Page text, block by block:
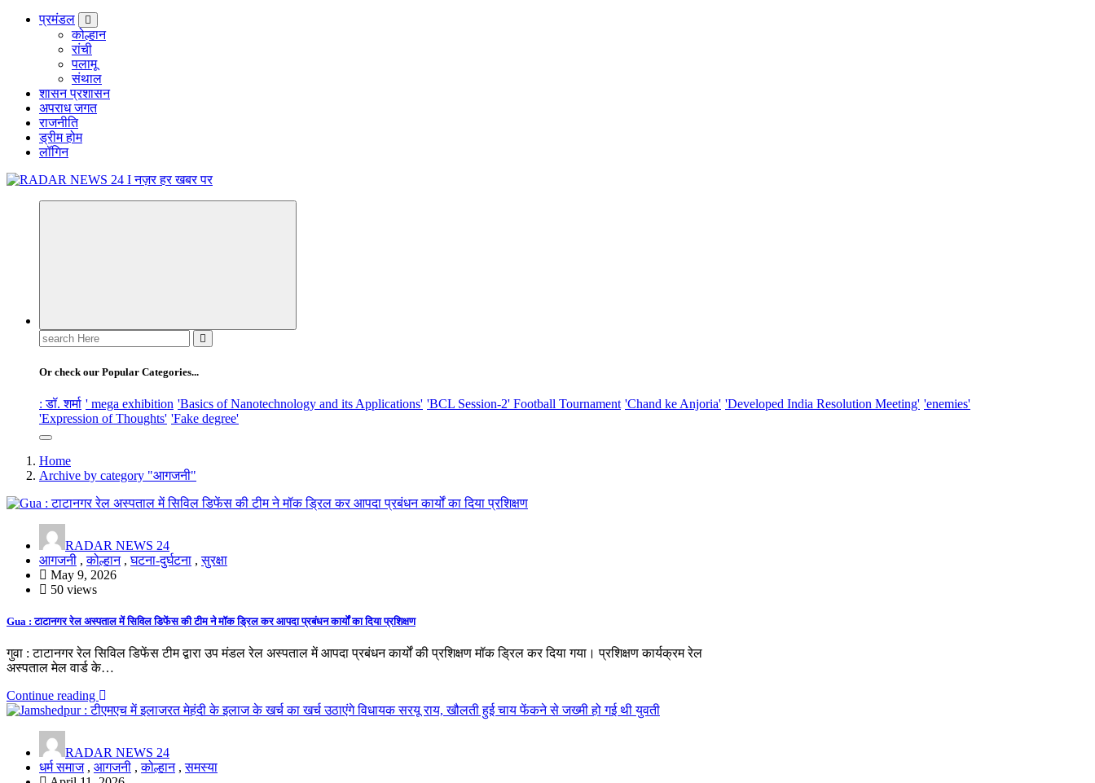
प्रमंडल
कोल्हान
रांची
पलामू
संथाल
शासन प्रशासन
अपराध जगत
राजनीति
ड्रीम होम
लॉगिन
Search
for:
Or check our Popular Categories...
: डॉ. शर्मा ' mega exhibition 'Basics of Nanotechnology and its Applications' 'BCL Session-2' Football Tournament 'Chand ke Anjoria' 'Developed India Resolution Meeting' 'enemies'
'Expression of Thoughts' 'Fake degree'
Home
Archive by category "आगजनी"
RADAR NEWS 24
आगजनी ,कोल्हान,घटना-दुर्घटना ,सुरक्षा
May 9, 2026
50 views
Gua : टाटानगर रेल अस्पताल में सिविल डिफेंस की टीम ने मॉक ड्रिल कर आपदा प्रबंधन कार्यों का दिया प्रशिक्षण
गुवा : टाटानगर रेल सिविल डिफेंस टीम द्वारा उप मंडल रेल अस्पताल में आपदा प्रबंधन कार्यों की प्रशिक्षण मॉक ड्रिल कर दिया गया। प्रशिक्षण कार्यक्रम रेल
अस्पताल मेल वार्ड के…
Continue reading
RADAR NEWS 24
धर्म समाज, आगजनी ,कोल्हान,समस्या